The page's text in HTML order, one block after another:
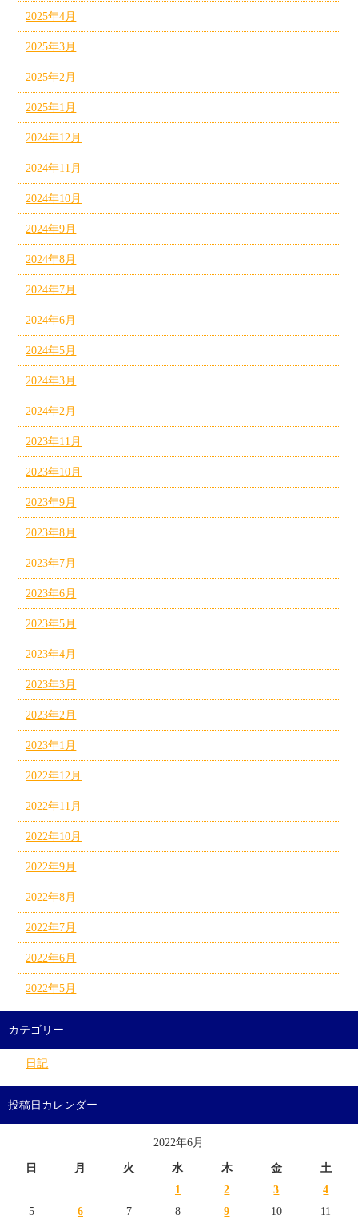
2025年4月
2025年3月
2025年2月
2025年1月
2024年12月
2024年11月
2024年10月
2024年9月
2024年8月
2024年7月
2024年6月
2024年5月
2024年3月
2024年2月
2023年11月
2023年10月
2023年9月
2023年8月
2023年7月
2023年6月
2023年5月
2023年4月
2023年3月
2023年2月
2023年1月
2022年12月
2022年11月
2022年10月
2022年9月
2022年8月
2022年7月
2022年6月
2022年5月
カテゴリー
日記
投稿日カレンダー
2022年6月
日 月 火 水 木 金
土
1
2 3
4
5
6 7 8 9 10 11